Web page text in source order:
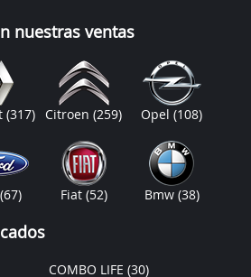
nuestras ventas
(317) Citroen(259) Opel(108)
(67) Fiat (52) Bmw (38)
COMBO LIFE (30)